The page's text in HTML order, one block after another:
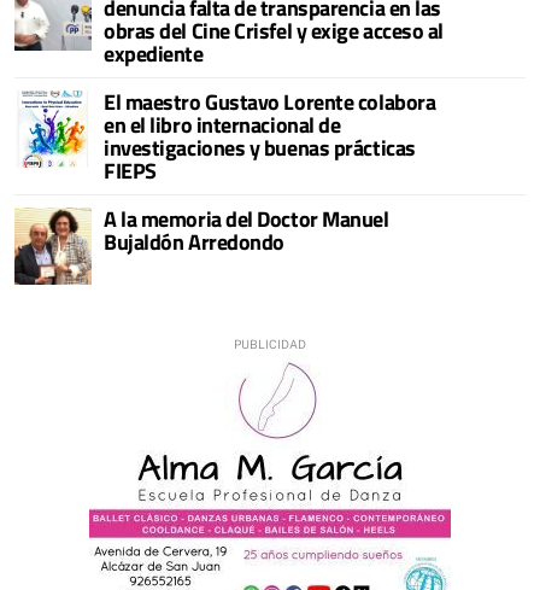
denuncia falta de transparencia en las
obras del Cine Crisfel y exige acceso al
expediente
El maestro Gustavo Lorente colabora
en el libro internacional de
investigaciones y buenas prácticas
FIEPS
A la memoria del Doctor Manuel
Bujaldón Arredondo